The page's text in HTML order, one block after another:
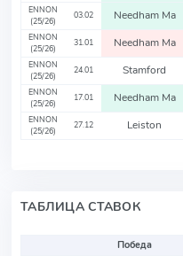
ENNON
(25/26)
03.02 Needham Ma
ENNON
(25/26)
31.01 Needham Ma
ENNON
(25/26)
24.01 Stamford
ENNON
(25/26)
17.01 Needham Ma
ENNON
(25/26)
27.12 Leiston
ТАБЛИЦА СТАВОК
Победа